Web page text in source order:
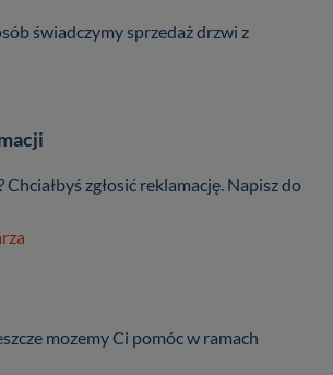
świadczymy sprzedaż drzwi z
Chciałbyś zgłosić reklamację. Napisz do
mozemy Ci pomóc w ramach